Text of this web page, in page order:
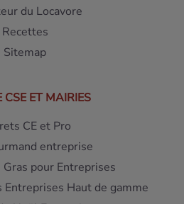
du Locavore
Recettes
Sitemap
CSE ET MAIRIES
CE et Pro
entreprise
pour Entreprises
Entreprises Haut de gamme